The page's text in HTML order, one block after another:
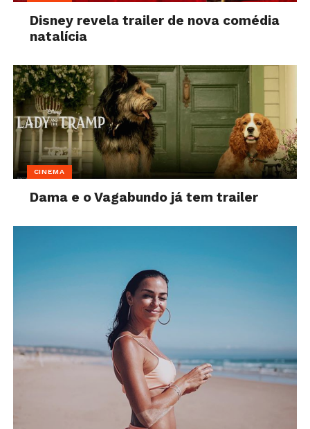
Disney revela trailer de nova comédia
natalícia
CINEMA
Dama e o Vagabundo já tem trailer